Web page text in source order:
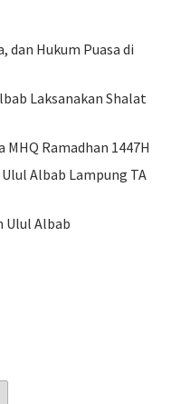
dan Hukum Puasa di
Laksanakan Shalat
Ramadhan 1447H
Albab Lampung TA
Ulul Albab